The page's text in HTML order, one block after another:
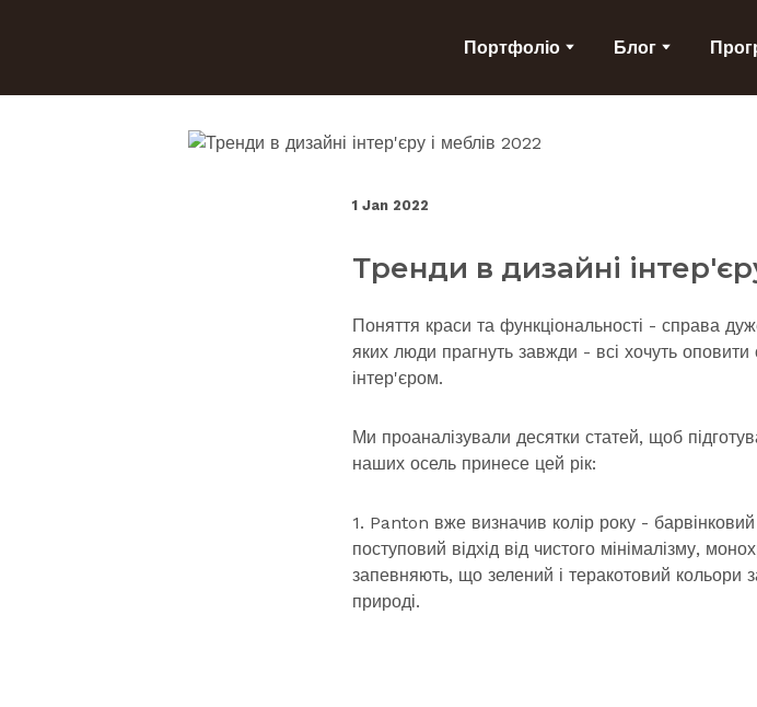
Портфоліо Блог
1 Jan 2022
Тренди в дизайні
Поняття краси та функціональності - справа
яких люди прагнуть завжди - всі хочуть
інтер'єром.
Ми проаналізували десятки статей, щоб
наших осель принесе цей рік:
1. Panton вже визначив колір року -
поступовий відхід від чистого мінімалізму,
запевняють, що зелений і теракотовий
природі.